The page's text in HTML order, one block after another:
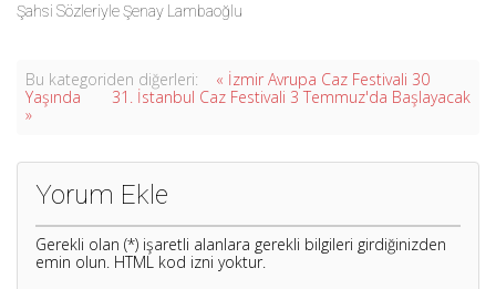
Şahsi Sözleriyle Şenay Lambaoğlu
Bu kategoriden diğerleri:
« İzmir Avrupa Caz Festivali 30
Yaşında
31. İstanbul Caz Festivali 3 Temmuz'da Başlayacak
»
Yorum Ekle
Gerekli olan (*) işaretli alanlara gerekli bilgileri girdiğinizden
emin olun. HTML kod izni yoktur.